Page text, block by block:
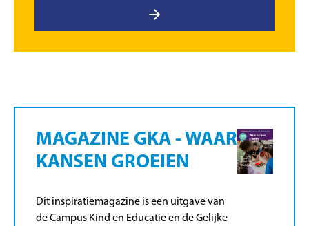
MAGAZINE GKA - WAAR
KANSEN GROEIEN
Dit inspiratiemagazine is een uitgave van
de Campus Kind en Educatie en de Gelijke